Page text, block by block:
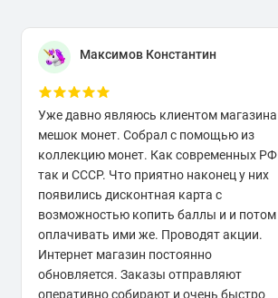
Максимов Константин
Уже давно являюсь клиентом магазина
мешок монет. Собрал с помощью из
коллекцию монет. Как современных РФ
так и СССР. Что приятно наконец у них
появились дисконтная карта с
возможностью копить баллы и и потом
оплачивать ими же. Проводят акции.
Интернет магазин постоянно
обновляется. Заказы отправляют
оперативно собирают и очень быстро